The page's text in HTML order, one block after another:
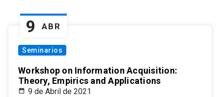
9 ABR
Seminarios
Workshop on Information Acquisition:
Theory, Empirics and Applications
9 de Abril de 2021